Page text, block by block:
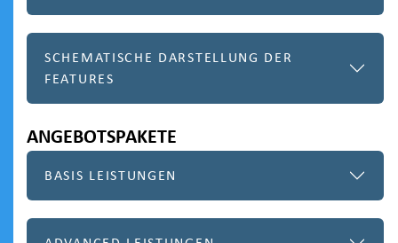
SCHEMATISCHE DARSTELLUNG DER
FEATURES
ANGEBOTSPAKETE
BASIS LEISTUNGEN